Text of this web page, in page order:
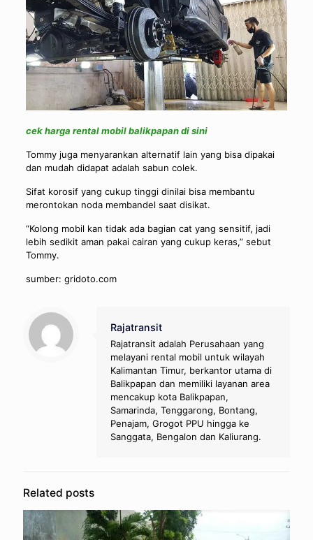
cek harga rental mobil balikpapan di sini
Tommy juga menyarankan alternatif lain yang bisa dipakai
dan mudah didapat adalah sabun colek.
Sifat korosif yang cukup tinggi dinilai bisa membantu
merontokan noda membandel saat disikat.
“Kolong mobil kan tidak ada bagian cat yang sensitif, jadi
lebih sedikit aman pakai cairan yang cukup keras,” sebut
Tommy.
sumber: gridoto.com
Rajatransit
Rajatransit adalah Perusahaan yang
melayani rental mobil untuk wilayah
Kalimantan Timur, berkantor utama di
Balikpapan dan memiliki layanan area
mencakup kota Balikpapan,
Samarinda, Tenggarong, Bontang,
Penajam, Grogot PPU hingga ke
Sanggata, Bengalon dan Kaliurang.
Related posts